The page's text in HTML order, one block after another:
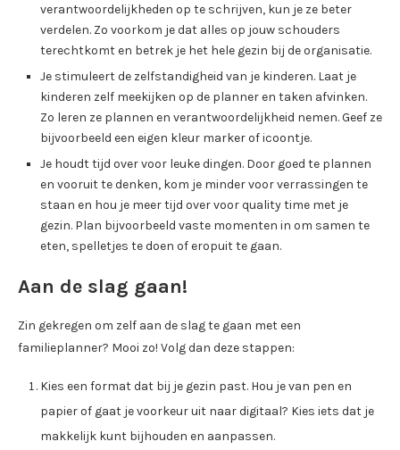
verantwoordelijkheden op te schrijven, kun je ze beter
verdelen. Zo voorkom je dat alles op jouw schouders
terechtkomt en betrek je het hele gezin bij de organisatie.
Je stimuleert de zelfstandigheid van je kinderen. Laat je
kinderen zelf meekijken op de planner en taken afvinken.
Zo leren ze plannen en verantwoordelijkheid nemen. Geef ze
bijvoorbeeld een eigen kleur marker of icoontje.
Je houdt tijd over voor leuke dingen. Door goed te plannen
en vooruit te denken, kom je minder voor verrassingen te
staan en hou je meer tijd over voor quality time met je
gezin. Plan bijvoorbeeld vaste momenten in om samen te
eten, spelletjes te doen of eropuit te gaan.
Aan de slag gaan!
Zin gekregen om zelf aan de slag te gaan met een
familieplanner? Mooi zo! Volg dan deze stappen:
Kies een format dat bij je gezin past. Hou je van pen en
papier of gaat je voorkeur uit naar digitaal? Kies iets dat je
makkelijk kunt bijhouden en aanpassen.